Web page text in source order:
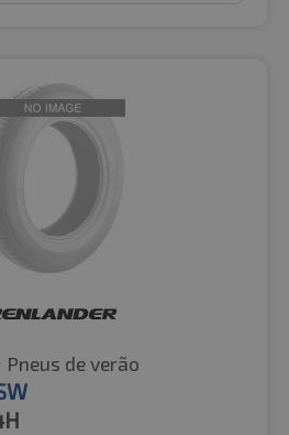
Pneus de verão